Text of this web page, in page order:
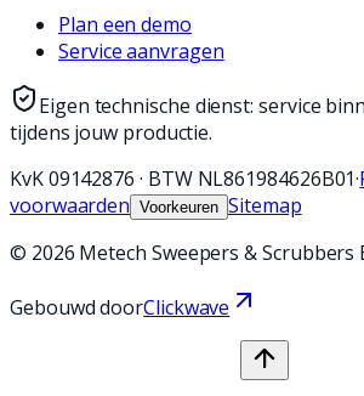
Plan een demo
Service aanvragen
Eigen technische dienst: service
tijdens jouw productie.
KvK09142876 · BTW NL861984626B01·
voorwaarden Voorkeuren Sitemap
© 2026 Metech Sweepers & Scrubbers
Gebouwd doorClickwave